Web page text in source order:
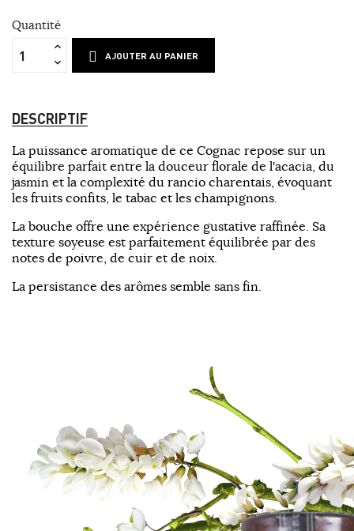
Quantité
AJOUTER AU PANIER
DESCRIPTIF
La puissance aromatique de ce Cognac repose sur un
équilibre parfait entre la douceur florale de l'acacia, du
jasmin et la complexité du rancio charentais, évoquant
les fruits confits, le tabac et les champignons.
La bouche offre une expérience gustative raffinée. Sa
texture soyeuse est parfaitement équilibrée par des
notes de poivre, de cuir et de noix.
La persistance des arômes semble sans fin.